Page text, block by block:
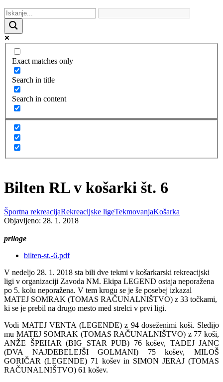
Exact matches only
Search in title
Search in content
Bilten RL v košarki št. 6
Športna rekreacijaRekreacijske ligeTekmovanjaKošarka
Objavljeno: 28. 1. 2018
priloge
bilten-st.-6.pdf
V nedeljo 28. 1. 2018 sta bili dve tekmi v košarkarski rekreacijski
ligi v organizaciji Zavoda NM. Ekipa LEGEND ostaja neporažena
po 5. kolu neporažena. V tem krogu se je še posebej izkazal
MATEJ SOMRAK (TOMAS RAČUNALNIŠTVO) z 33 točkami,
ki se je prebil na drugo mesto med strelci v prvi ligi.
Vodi MATEJ VENTA (LEGENDE) z 94 doseženimi koši. Sledijo
mu MATEJ SOMRAK (TOMAS RAČUNALNIŠTVO) z 77 koši,
ANŽE ŠPEHAR (BIG STAR PUB) 76 košev, TADEJ JANC
(DVA NAJDEBELEJŠI GOLMANI) 75 košev, MILOŠ
GORIČAR (LEGENDE) 71 košev in SIMON JERAJ (TOMAS
RAČUNALNIŠTVO) 61 košev.